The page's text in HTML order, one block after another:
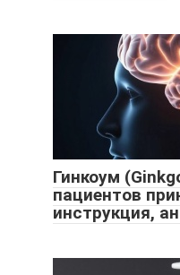
Гинкоум
пациентов
инструкция,